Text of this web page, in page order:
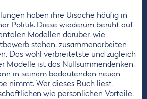
haben ihre Ursache häufig in
Politik. Diese wiederum beruht auf
Modellen darüber, wie
stehen, zusammenarbeiten
Das wohl verbreitetste und zugleich
Modelle ist das Nullsummendenken,
in seinem bedeutenden neuen
nimmt. Wer dieses Buch liest,
wie persönlichen Vorteile,